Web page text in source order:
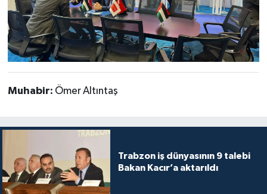
Muhabir: Ömer Altıntaş
Trabzon iş dünyasının 9 talebi
Bakan Kacır’a aktarıldı